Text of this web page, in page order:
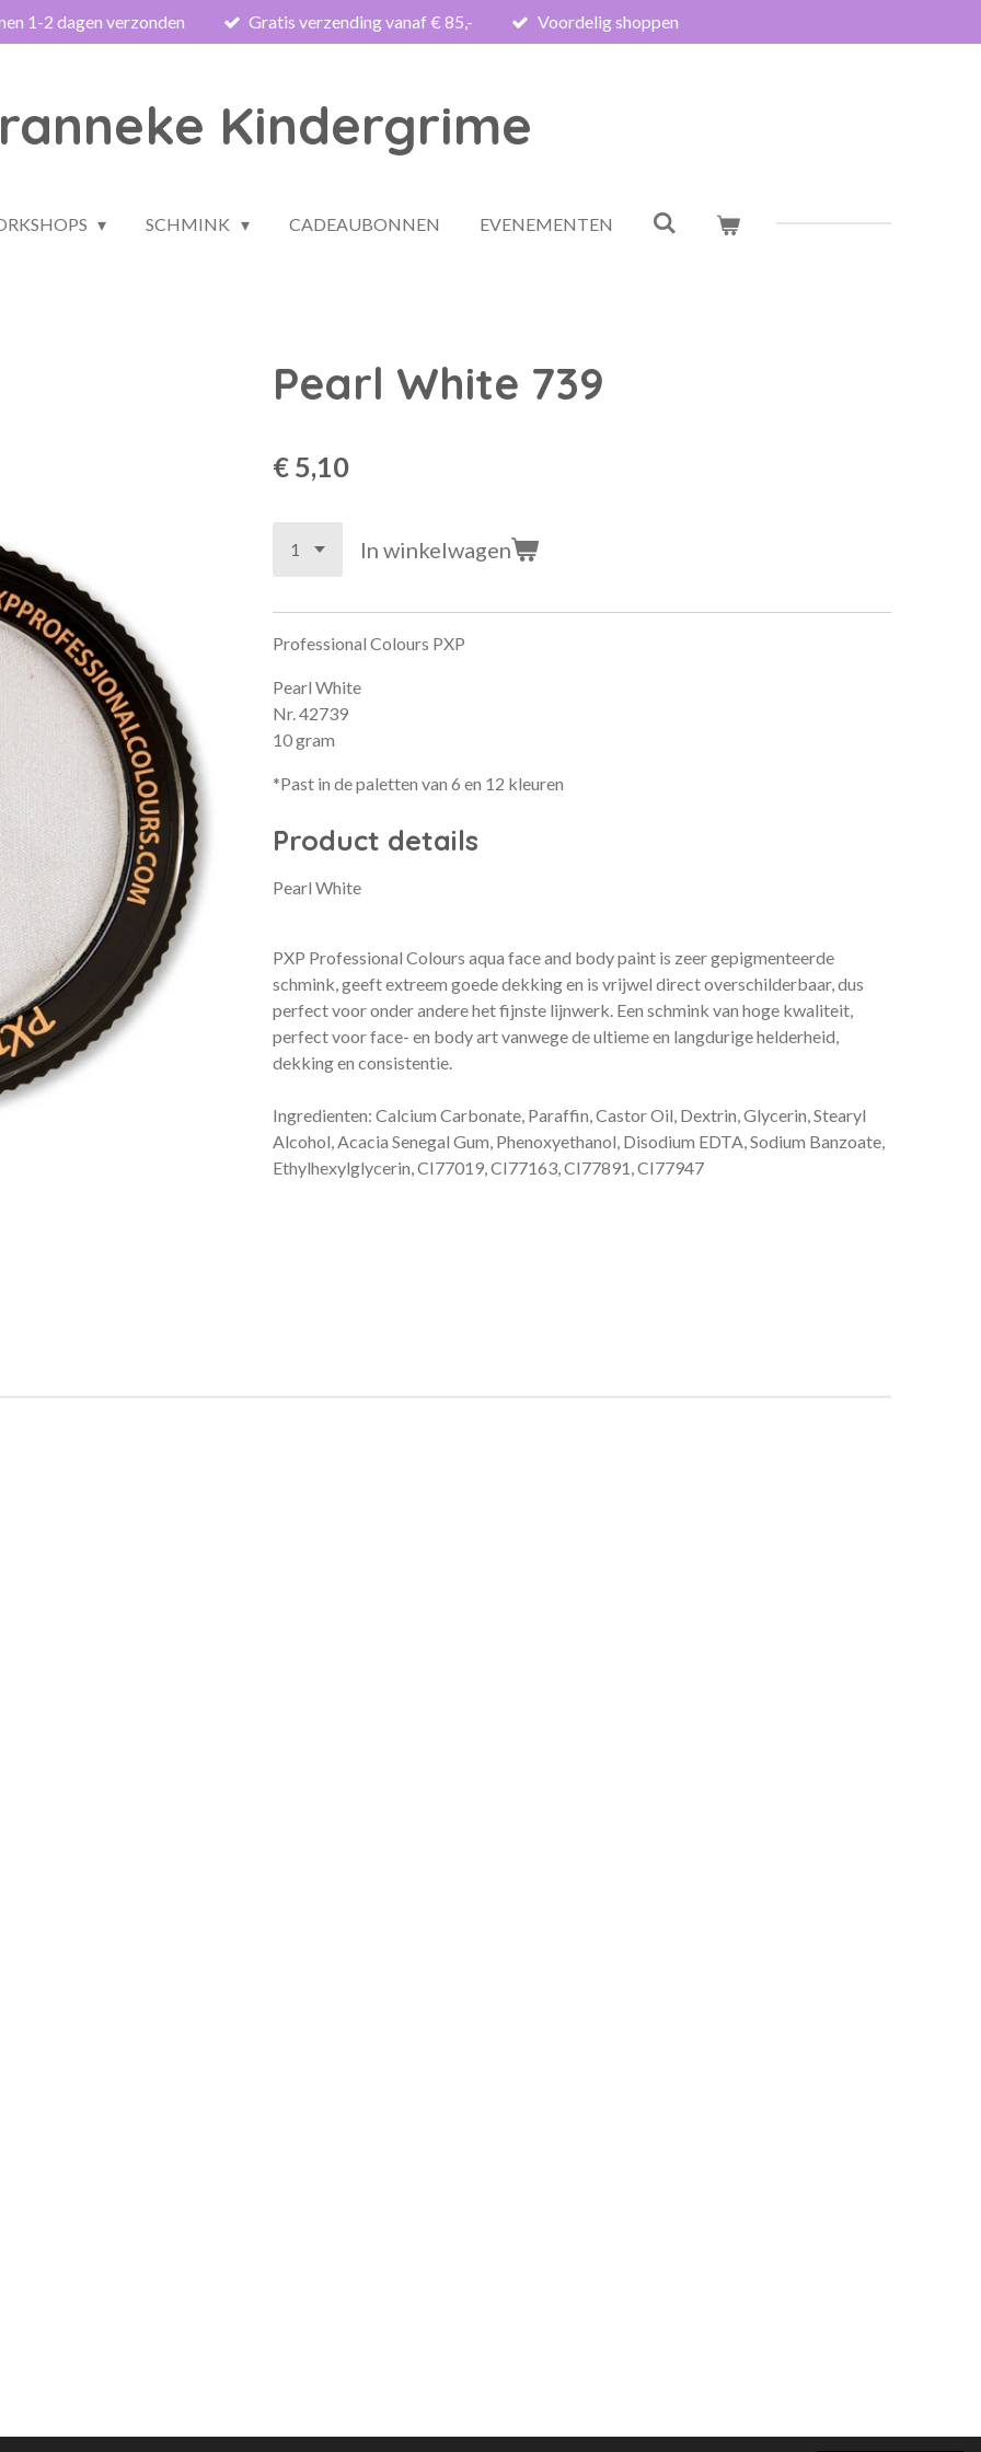
1-2 dagen verzonden Gratis verzending vanaf € 85,- Voordelig shoppen
Kindergrime
SCHMINK CADEAUBONNEN EVENEMENTEN
Pearl White 739
€ 5,10
In winkelwagen
Professional Colours PXP
Pearl White
Nr. 42739
10 gram
*Past in de paletten van 6 en 12 kleuren
Product details
Pearl White
PXP Professional Colours aqua face and body paint is zeer gepigmenteerde
schmink, geeft extreem goede dekking en is vrijwel direct overschilderbaar, dus
perfect voor onder andere het fijnste lijnwerk. Een schmink van hoge kwaliteit,
perfect voor face- en body art vanwege de ultieme en langdurige helderheid,
dekking en consistentie.
Ingredienten: Calcium Carbonate, Paraffin, Castor Oil, Dextrin, Glycerin, Stearyl
Alcohol, Acacia Senegal Gum, Phenoxyethanol, Disodium EDTA, Sodium Banzoate,
Ethylhexylglycerin, CI77019, CI77163, CI77891, CI77947